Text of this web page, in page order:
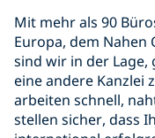
Mit mehr als 90
Europa, dem Nahen
sind wir in der
eine andere Kanzlei
arbeiten schnell,
stellen sicher, dass